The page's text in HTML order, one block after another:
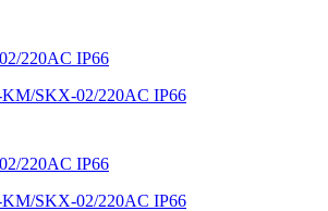
SKX-02/220AC IP66
SKX-02/220AC IP66